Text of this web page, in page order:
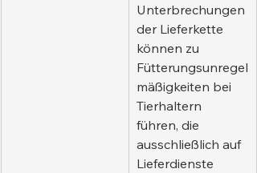
Unterbrechungen
der Lieferkette
können zu
Fütterungsunregel
mäßigkeiten bei
Tierhaltern
führen, die
ausschließlich auf
Lieferdienste